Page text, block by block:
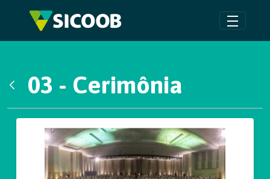
Pular para o Conteúdo principal
03 - Cerimônia